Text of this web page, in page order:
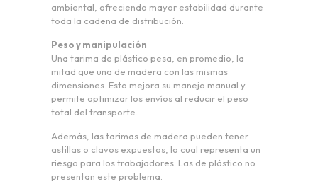
ambiental, ofreciendo mayor estabilidad durante
toda la cadena de distribución.
Peso y manipulación
Una tarima de plástico pesa, en promedio, la
mitad que una de madera con las mismas
dimensiones. Esto mejora su manejo manual y
permite optimizar los envíos al reducir el peso
total del transporte.
Además, las tarimas de madera pueden tener
astillas o clavos expuestos, lo cual representa un
riesgo para los trabajadores. Las de plástico no
presentan este problema.